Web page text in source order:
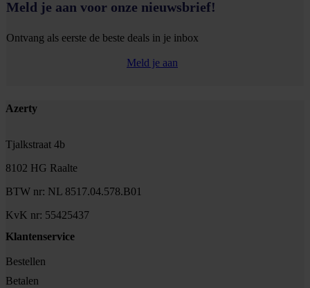
Meld je aan voor onze nieuwsbrief!
Ontvang als eerste de beste deals in je inbox
Meld je aan
Footer
Azerty
Tjalkstraat 4b
8102 HG Raalte
BTW nr: NL 8517.04.578.B01
KvK nr: 55425437
Klantenservice
Bestellen
Betalen